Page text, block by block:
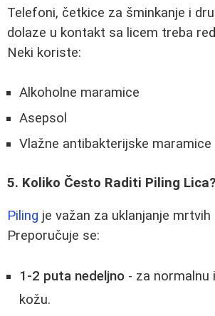
Telefoni, četkice za šminkanje i
dolaze u kontakt sa licem treba
Neki koriste:
Alkoholne maramice
Asepsol
Vlažne antibakterijske maramice
5. Koliko Često Raditi Piling Lica?
Piling je važan za uklanjanje mrtvih
Preporučuje se:
1-2 puta nedeljno - za normalnu
kožu.